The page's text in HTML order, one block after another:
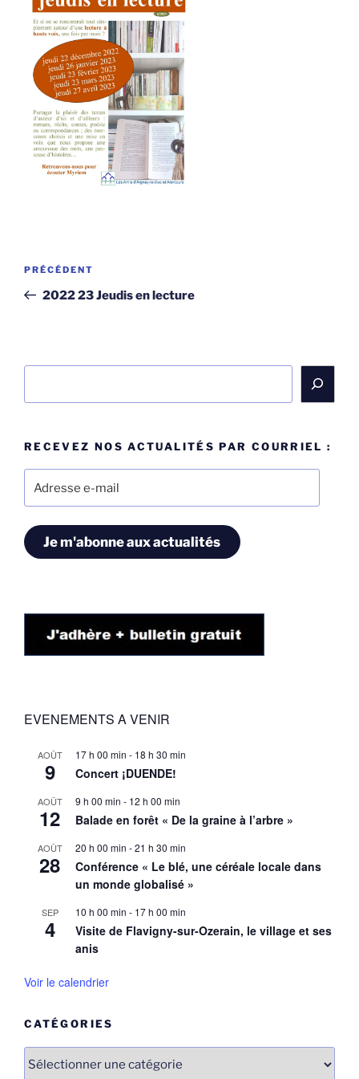
Navigation
l’article
Article
précédent
PRÉCÉDENT
2022 23 Jeudis en lecture
RECEVEZ NOS ACTUALITÉS PAR COURRIEL :
Je m'abonne aux actualités
EVENEMENTS A VENIR
AOÛT
9
17 h 00 min - 18 h 30 min
Concert ¡DUENDE!
AOÛT
12
9 h 00 min - 12 h 00 min
Balade en forêt « De la graine à l’arbre »
AOÛT
28
20 h 00 min -21 h 30 min
Conférence « Le blé, une céréale locale dans
un monde globalisé »
SEP
4
10 h 00 min - 17 h 00 min
Visite de Flavigny-sur-Ozerain, le village et ses
anis
Voir le calendrier
CATÉGORIES
Catégories